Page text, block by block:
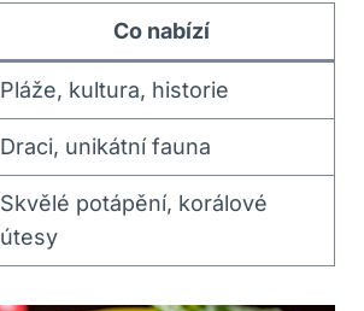
Co nabízí
Pláže, kultura, historie
Draci, unikátní fauna
Skvělé potápění, korálové
útesy